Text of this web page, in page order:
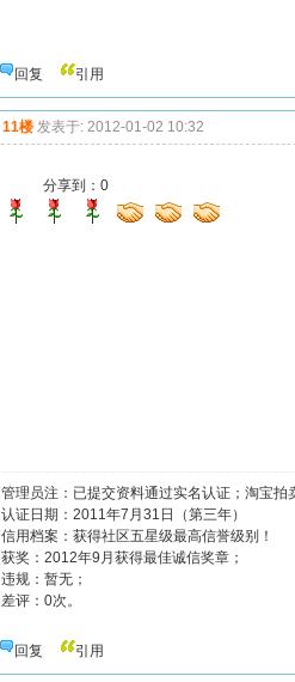
回复 引用
11楼 发表于: 2012-01-02 10:32
分享到： 0
管理员注：已提交资料通过实名认证；淘宝
认证日期：2011年7月31日（第三年）
信用档案：获得社区五星级最高信誉级别！
获奖：2012年9月获得最佳诚信奖章；
违规：暂无；
差评：0次。
回复 引用